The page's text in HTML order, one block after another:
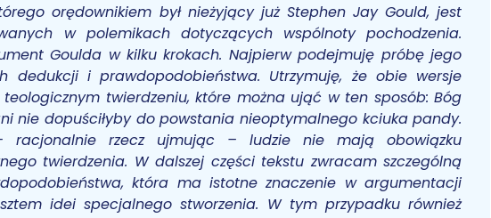
orędownikiem był nieżyjący już Stephen Jay Gould, jest
w polemikach dotyczących wspólnoty pochodzenia.
Goulda w kilku krokach. Najpierw podejmuję próbę jego
dedukcji i prawdopodobieństwa. Utrzymuję, że obie wersje
twierdzeniu, które można ująć w ten sposób: Bóg
nie dopuściłyby do powstania nieoptymalnego kciuka pandy.
racjonalnie rzecz ujmując – ludzie nie mają obowiązku
twierdzenia. W dalszej części tekstu zwracam szczególną
która ma istotne znaczenie w argumentacji
idei specjalnego stworzenia. W tym przypadku również